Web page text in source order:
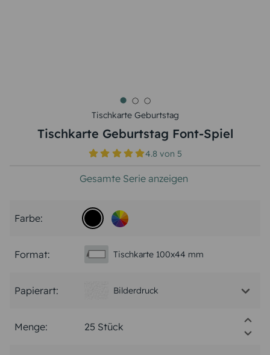
Tischkarte Geburtstag
Tischkarte Geburtstag Font-Spiel
4.8 von5
Gesamte Serie anzeigen
Farbe:
Format: Tischkarte 100x44 mm
Papierart: Bilderdruck
Menge: